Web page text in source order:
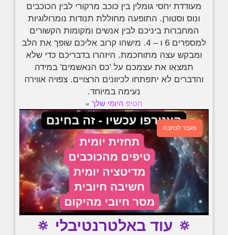
מעודדת יחסי גומלין בין כוכב מרקורי לבין הכוכבים
ונוס וסטורן. התופעה מחוללת תנודות נומרולוגיות
המחברות ביניכם לבין אנשים ומקומות הקשורים
למספרים 6 ו – 4. מישהו קרוב אליכם שופך את הלב
ומבקש עצה מתוחכמת. היזהרו בדבריכם כדי שלא
תמצאו את עצמכם על 'כס הנאשמים' במידה
והדברים לא יתפתחו לכיוונים הרצויים. צפויה אווירה
נעימה במיוחד.
הטיפ היומי שלך »
מעבר לכתבה
🔅 עוד באלטרנטיבלי 🔅